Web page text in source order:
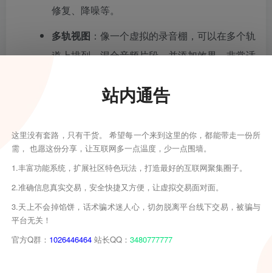
修复、降噪等。
多轨视图 ：像一个虚拟的录音棚，可以在多个轨
道上排列、混合音频片段，并添加效果，非常适
：提供声音的视觉分析，能精准定位并
强大的音频编辑能力：
非破坏性编辑：原始音频文件保持不变，所有编
辑操作都是可逆的。
响、延迟、均衡器、压缩器等，可以实时预览效
站内通告
这里没有套路，只有干货。 希望每一个来到这里的你，都能带走一份所
需， 也愿这份分享，让互联网多一点温度，少一点围墙。
1.丰富功能系统，扩展社区特色玩法，打造最好的互联网聚集圈子。
2.准确信息真实交易，安全快捷又方便，让虚拟交易面对面。
3.天上不会掉馅饼，话术骗术迷人心，切勿脱离平台线下交易，被骗与
平台无关！
官方Q群： 1026446464 站长QQ： 3480777777